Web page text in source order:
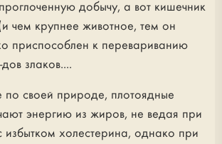
проглоченную добычу, а вот кишечник
чем крупнее животное, тем он
приспособлен к перевариванию
злаков....
по своей природе, плотоядные
энергию из жиров, не ведая при
избытком холестерина, однако при